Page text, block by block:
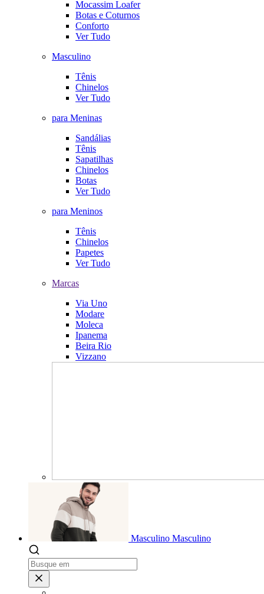
Mocassim Loafer
Botas e Coturnos
Conforto
Ver Tudo
Masculino
Tênis
Chinelos
Ver Tudo
para Meninas
Sandálias
Tênis
Sapatilhas
Chinelos
Botas
Ver Tudo
para Meninos
Tênis
Chinelos
Papetes
Ver Tudo
Marcas
Via Uno
Modare
Moleca
Ipanema
Beira Rio
Vizzano
Masculino Masculino